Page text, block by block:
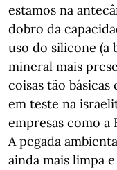
estamos na
dobro da
uso do silicone (a
mineral mais
coisas tão
em teste na
empresas como a
A pegada
ainda mais limpa